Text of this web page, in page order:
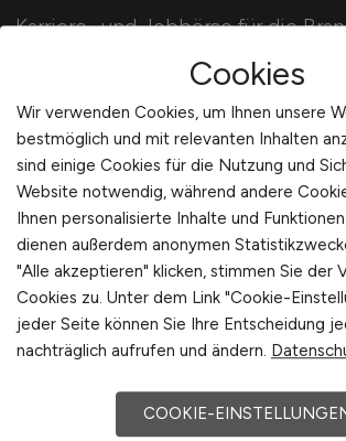
Karriere- und Jobbörse für die
Für Arbeitgeber
Stellenanzeigen schalten
Mediadaten & Konditionen
Arbeitgeber Seite
Arbeitgeber Kontakt
Karrierenetzwerk
Cookies
Wir verwenden Cookies, um Ihnen unsere
bestmöglich und mit relevanten Inhalten
sind einige Cookies für die Nutzung und
Website notwendig, während andere
Ihnen personalisierte Inhalte und
dienen außerdem anonymen
"Alle akzeptieren" klicken, stimmen Sie der
Cookies zu. Unter dem Link "Cookie-
jeder Seite können Sie Ihre Entscheidung
nachträglich aufrufen und ändern.
COOKIE-